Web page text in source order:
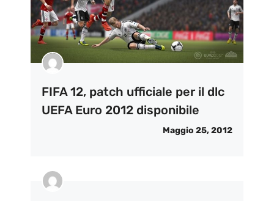
FIFA 12, patch ufficiale per il dlc
UEFA Euro 2012 disponibile
Maggio 25, 2012